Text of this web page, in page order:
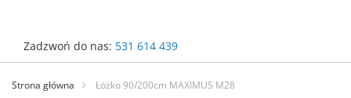
Zadzwoń do nas: 531 614 439
Przejdź
treści
Strona główna Łóżko 90/200cm MAXIMUS M28